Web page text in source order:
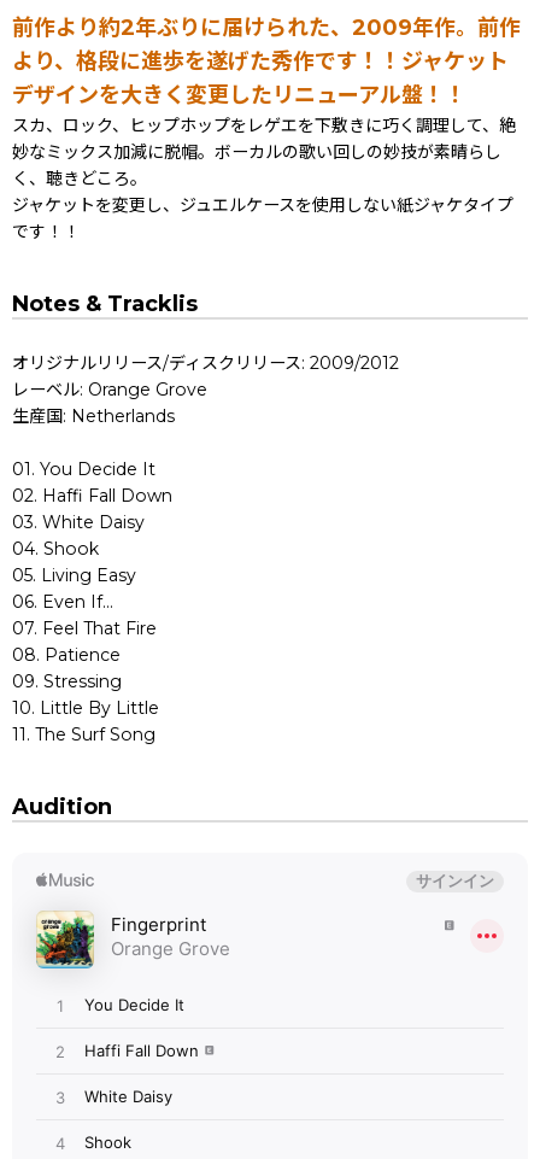
前作より約2年ぶりに届けられた、2009年作。前作
より、格段に進歩を遂げた秀作です！！ジャケット
デザインを大きく変更したリニューアル盤！！
スカ、ロック、ヒップホップをレゲエを下敷きに巧く調理して、絶
妙なミックス加減に脱帽。ボーカルの歌い回しの妙技が素晴らし
く、聴きどころ。
ジャケットを変更し、ジュエルケースを使用しない紙ジャケタイプ
です！！
Notes & Tracklis
オリジナルリリース/ディスクリリース: 2009/2012
レーベル: Orange Grove
生産国: Netherlands
01. You Decide It
02. Haffi Fall Down
03. White Daisy
04. Shook
05. Living Easy
06. Even If...
07. Feel That Fire
08. Patience
09. Stressing
10. Little By Little
11. The Surf Song
Audition